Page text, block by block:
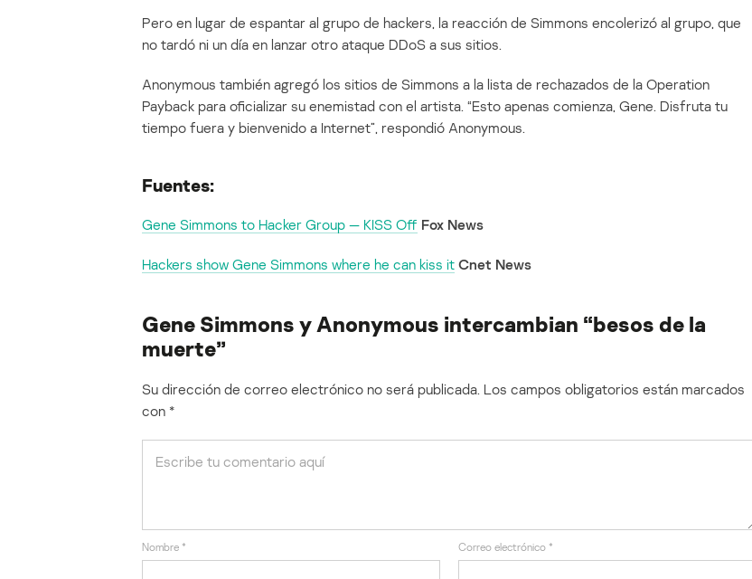
Pero en lugar de espantar al grupo de hackers, la reacción de Simmons encolerizó al grupo, que
no tardó ni un día en lanzar otro ataque DDoS a sus sitios.
Anonymous también agregó los sitios de Simmons a la lista de rechazados de la Operation
Payback para oficializar su enemistad con el artista. “Esto apenas comienza, Gene. Disfruta tu
tiempo fuera y bienvenido a Internet”, respondió Anonymous.
Fuentes:
Gene Simmons to Hacker Group — KISS Off Fox News
Hackers show Gene Simmons where he can kiss it Cnet News
Gene Simmons y Anonymous intercambian “besos de la
muerte”
Su dirección de correo electrónico no será publicada. Los campos obligatorios están marcados
con *
Nombre * Correo electrónico *